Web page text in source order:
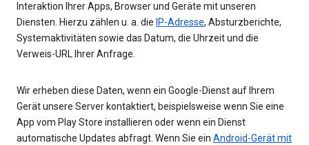
Interaktion Ihrer Apps, Browser und Geräte mit unseren
Diensten. Hierzu zählen u. a. die IP-Adresse, Absturzberichte,
Systemaktivitäten sowie das Datum, die Uhrzeit und die
Verweis-URL Ihrer Anfrage.
Wir erheben diese Daten, wenn ein Google-Dienst auf Ihrem
Gerät unsere Server kontaktiert, beispielsweise wenn Sie eine
App vom Play Store installieren oder wenn ein Dienst
automatische Updates abfragt. Wenn Sie ein Android-Gerät mit